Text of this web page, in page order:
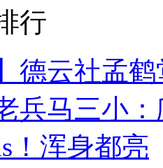
行
德云社孟
兵马三小
！浑身都亮